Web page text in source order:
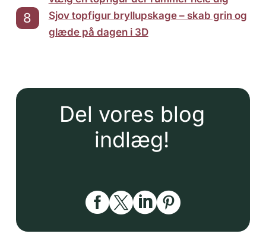
Sjov topfigur bryllupskage – skab grin og
glæde på dagen i 3D
Del vores blog
indlæg!